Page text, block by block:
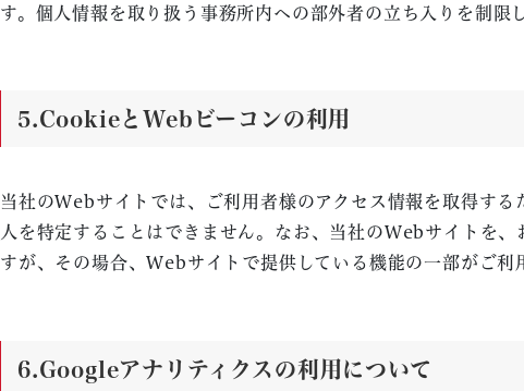
す。個人情報を取り扱う事務所内への部外者の立ち入りを制限
5.CookieとWebビーコンの利用
当社のWebサイトでは、ご利用者様のアクセス情報を取得す
人を特定することはできません。なお、当社のWebサイトを
すが、その場合、Webサイトで提供している機能の一部がご利
6.Googleアナリティクスの利用について